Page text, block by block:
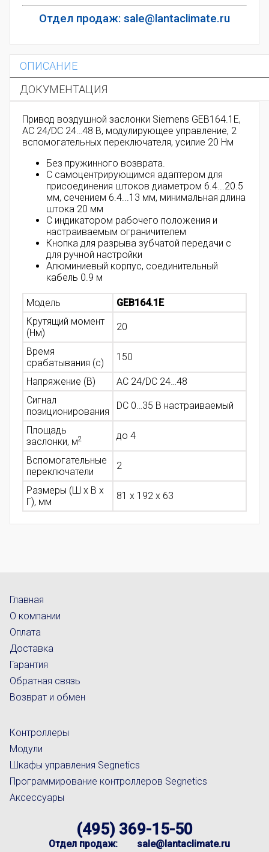
Отдел продаж: sale@lantaclimate.ru
ОПИСАНИЕ
ДОКУМЕНТАЦИЯ
Привод воздушной заслонки Siemens GEB164.1E,
AC 24/DC 24…48 В, модулирующее управление, 2
вспомогательных переключателя, усилие 20 Нм
Без пружинного возврата.
С самоцентрирующимся адаптером для
присоединения штоков диаметром 6.4...20.5
мм, сечением 6.4...13 мм, минимальная длина
штока 20 мм
С индикатором рабочего положения и
настраиваемым ограничителем
Кнопка для разрыва зубчатой передачи с
для ручной настройки
Алюминиевый корпус, соединительный
кабель 0.9 м
Модель
GEB164.1E
Крутящий момент
(Нм)
20
Время
срабатывания (с)
150
Напряжение (В)
AC 24/DC 24…48
Сигнал
позиционирования
DC 0…35 В настраиваемый
Площадь
заслонки, м2 до 4
Вспомогательные
переключатели
2
Размеры (Ш х В х
Г), мм
81 x 192 x 63
Главная
О компании
Оплата
Доставка
Гарантия
Обратная связь
Возврат и обмен
Контроллеры
Модули
Шкафы управления Segnetics
Программирование контроллеров Segnetics
Аксессуары
(495) 369-15-50
Отдел продаж: sale@lantaclimate.ru